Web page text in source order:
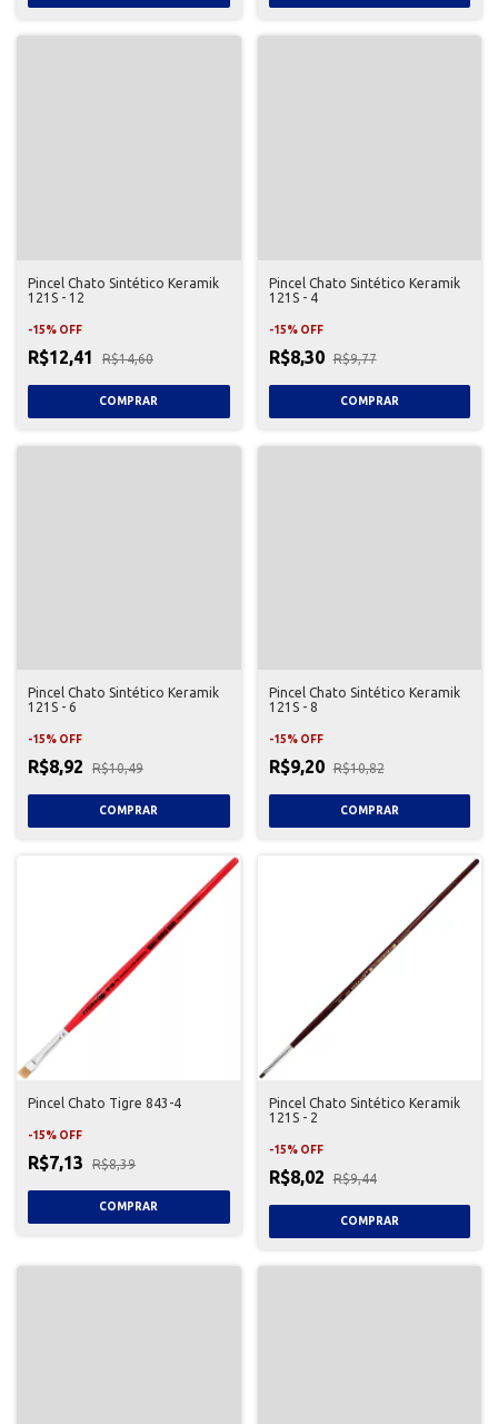
Pincel Chato Sintético Keramik
121S - 12
-15% OFF
R$12,41 R$14,60
Pincel Chato Sintético Keramik
121S - 4
-15% OFF
R$8,30 R$9,77
Pincel Chato Sintético Keramik
121S - 6
-15% OFF
R$8,92 R$10,49
Pincel Chato Sintético Keramik
121S - 8
-15% OFF
R$9,20 R$10,82
Pincel Chato Tigre 843-4
-15% OFF
R$7,13 R$8,39
Pincel Chato Sintético Keramik
121S - 2
-15% OFF
R$8,02 R$9,44